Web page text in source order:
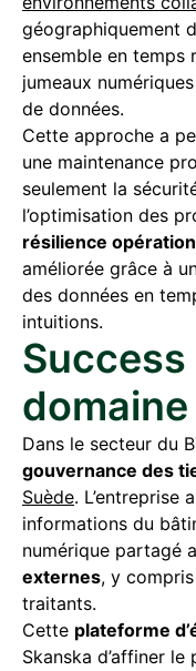
géographiquement
ensemble en temps
jumeaux
de données.
Cette approche a
une maintenance
seulement la
l’optimisation des
résilience
améliorée grâce à
des données en
intuitions.
Dans le secteur du
gouvernance des
Suède. L’entreprise
informations du
numérique partagé
externes, y
traitants.
Cette plateforme
Skanska d’affiner